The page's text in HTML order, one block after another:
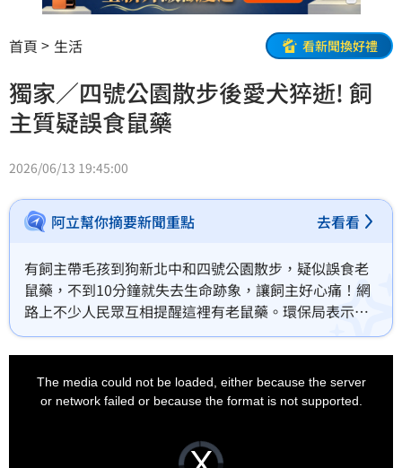
首頁 生活 看新聞換好禮
獨家／四號公園散步後愛犬猝逝! 飼
主質疑誤食鼠藥
2026/06/13 19:45:00
阿立幫你摘要新聞重點 去看看
有飼主帶毛孩到狗新北中和四號公園散步，疑似誤食老
鼠藥，不到10分鐘就失去生命跡象，讓飼主好心痛！網
路上不少人民眾互相提醒這裡有老鼠藥。環保局表示，
公園近期沒有投藥作業，將加強巡檢，也呼籲民眾切勿
私自投放鼠藥，以免釀成無法挽回的憾事。
Video
Player
The media could not be loaded, either because the server
or network failed or because the format is not supported.